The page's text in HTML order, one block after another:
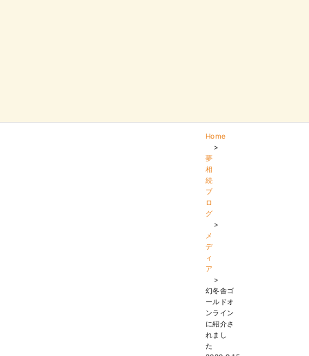
Home
>
夢
相
続
ブ
ロ
グ
>
メ
デ
ィ
ア
>
幻冬舎ゴ
ールドオ
ンライン
に紹介さ
れまし
た